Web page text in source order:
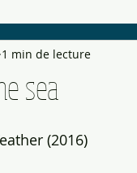
Boots Bals de
sea
1 min de lecture
(2016)